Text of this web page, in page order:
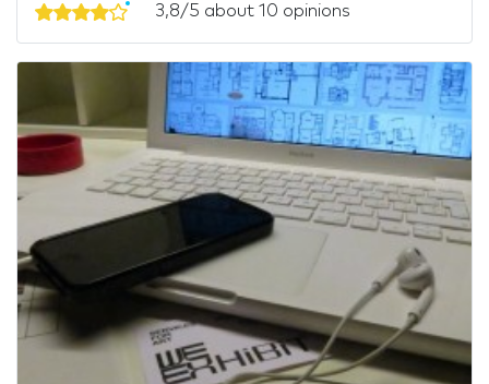
3,8/5 about 10 opinions